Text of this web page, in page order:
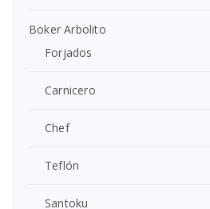
Boker Arbolito
Forjados
Carnicero
Chef
Teflón
Santoku